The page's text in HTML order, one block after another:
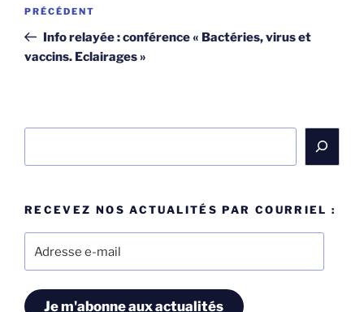
l’article
Article
précédent
PRÉCÉDENT
Info relayée : conférence « Bactéries, virus et
vaccins. Eclairages »
RECEVEZ NOS ACTUALITÉS PAR COURRIEL :
e-
Je m'abonne aux actualités